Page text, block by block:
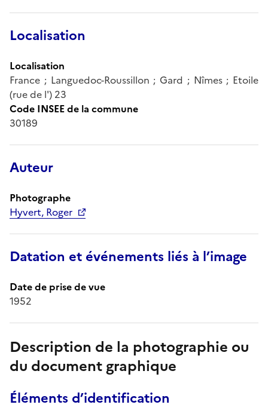
Localisation
Localisation
France ; Languedoc-Roussillon ; Gard ; Nîmes ; Etoile
(rue de l') 23
Code INSEE de la commune
30189
Auteur
Photographe
Hyvert, Roger
Datation et événements liés à l’image
Date de prise de vue
1952
Description de la photographie ou
du document graphique
Éléments d’identification